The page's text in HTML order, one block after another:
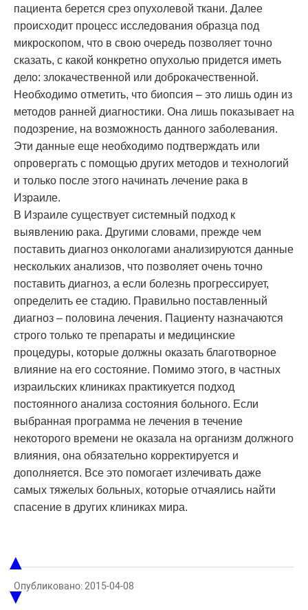
пациента берется срез опухолевой ткани. Далее
происходит процесс исследования образца под
микроскопом, что в свою очередь позволяет точно
сказать, с какой конкретно опухолью придется иметь
дело: злокачественной или доброкачественной.
Необходимо отметить, что биопсия – это лишь один из
методов ранней диагностики. Она лишь показывает на
подозрение, на возможность данного заболевания.
Эти данные еще необходимо подтверждать или
опровергать с помощью других методов и технологий
и только после этого начинать лечение рака в
Израиле.
В Израиле существует системный подход к
выявлению рака. Другими словами, прежде чем
поставить диагноз онкологами анализируются данные
нескольких анализов, что позволяет очень точно
поставить диагноз, а если болезнь прогрессирует,
определить ее стадию. Правильно поставленный
диагноз – половина лечения. Пациенту назначаются
строго только те препараты и медицинские
процедуры, которые должны оказать благотворное
влияние на его состояние. Помимо этого, в частных
израильских клиниках практикуется подход
постоянного анализа состояния больного. Если
выбранная программа не лечения в течение
некоторого времени не оказала на организм должного
влияния, она обязательно корректируется и
дополняется. Все это помогает излечивать даже
самых тяжелых больных, которые отчаялись найти
спасение в других клиниках мира.
Опубликовано: 2015-04-08
▲
▼